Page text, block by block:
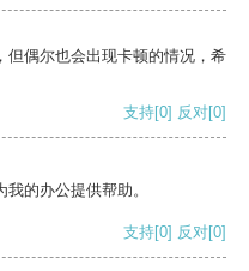
但偶尔也会出现卡顿的情况，希
支持[0] 反对[0]
的办公提供帮助。
支持[0] 反对[0]